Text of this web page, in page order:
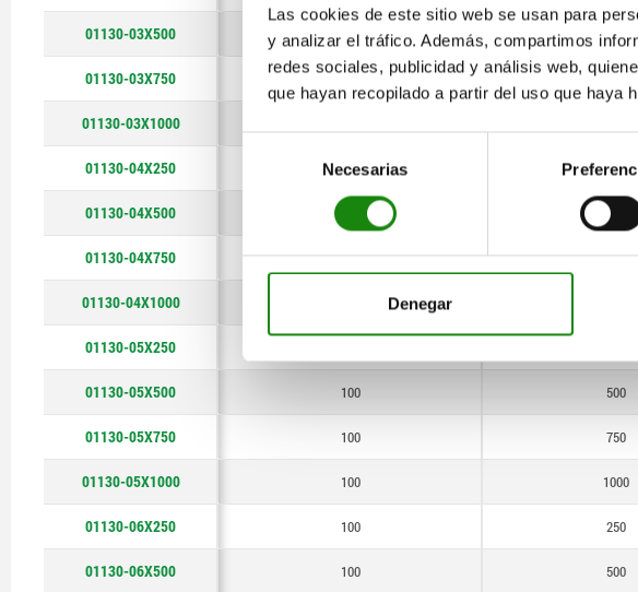
Las cookies de este sitio web se usan para
y analizar el tráfico. Además, compartimos
redes sociales, publicidad y análisis web,
que hayan recopilado a partir del uso que haya
consentimiento
Necesarias
Denegar
01130-03X500 63 500
01130-03X750 63 750
01130-03X1000
01130-04X250 80 250
01130-04X500 500
01130-04X750 80 750
01130-04X1000
01130-05X250
01130-05X500 100 500
01130-05X750 100 750
01130-05X1000 100 1000
01130-06X250 100 250
01130-06X500 100 500